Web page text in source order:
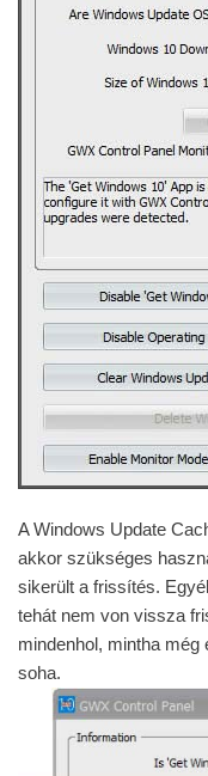
A Windows Update
akkor szükséges
sikerült a frissítés.
tehát nem von vissza
mindenhol, mintha
soha.